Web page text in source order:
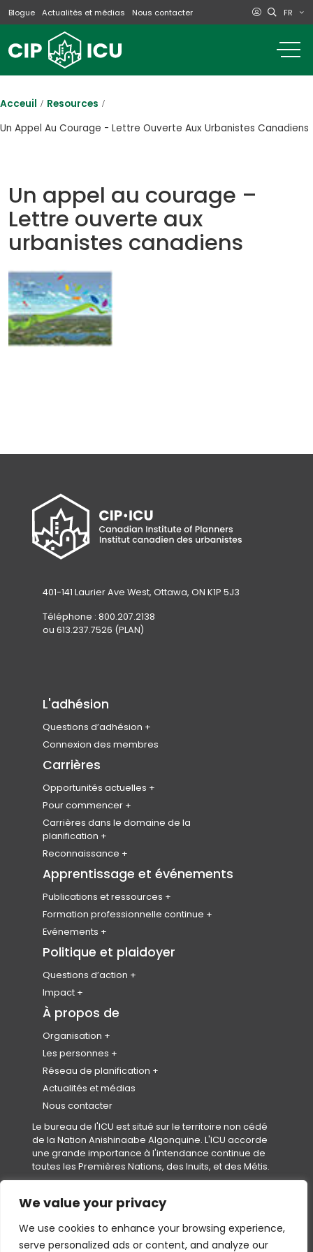
We value your privacy
We use cookies to enhance your browsing experience,
serve personalized ads or content, and analyze our
Blogue Actualités et médias Nous contacter FR
Acceuil
Resources
Un Appel Au Courage - Lettre Ouverte Aux Urbanistes Canadiens
Un appel au courage –
Lettre ouverte aux
urbanistes canadiens
401-141 Laurier Ave West, Ottawa, ON K1P 5J3
Téléphone : 800.207.2138
ou 613.237.7526 (PLAN)
L'adhésion
Questions d’adhésion
Rejoindre l’ICU
Admissibilité des membres
Avantages pour les membres
professionnelle
Connexion des membres
Carrières
Opportunités actuelles
Carrefour national d’emplois
Produits
Soumettez votre CV
Bénévole
Pour commencer
Devenir planificateur
Étudiants en urbanisme
Carrières dans le domaine de la
planification
Le programme des leaders émergents
Enquête nationale sur l’emploi
Reconnaissance
Le collège des Fellows
Prix canadiens d’excellence en
urbanisme
Le Prix de l’urbaniste émergent
Membres honoraires
Apprentissage et événements
Publications et ressources
Plan Canada
Revue canadienne de planification et de
Bibliothèque de ressources
Formation professionnelle continue
CAP HUB
Enregistrez votre CPL
Evénements
Congrès national
Journée mondiale de l’urbanisme
Calendrier des événements
Code de conduite de l’événement
Politique et plaidoyer
Questions d’action
Changement climatique
Collectivités saines
Equity, Diversity & Inclusion
Réconciliation
Impact
Partenariats et représentants
À propos de
Organisation
À propos de nous
Plan stratégique et impact
Conseil d’administration
Gouvernance
Les personnes
Notre équipe
Rejoindre notre équipe
Réseau de planification
Instituts et Associations Provinciaux et
Territoriaux (IAPTs)
(CNP)(
o
p
e
n
i
n
n
Secrétariats
Le fonds en fidéicommis pour étudiants
en urbanisme et aménagement de l’ICU
Actualités et médias
Nous contacter
Le bureau de l'ICU est situé sur le territoire non cédé
de la Nation Anishinaabe Algonquine. L'ICU accorde
une grande importance à l'intendance continue de
toutes les Premières Nations, des Inuits, et des Métis.
Conditions d’utilisation| Politique de confidentialité
Droits d'auteur © 2026,Canadian Institute of Planners (CIP)—
All Rights Reserved.